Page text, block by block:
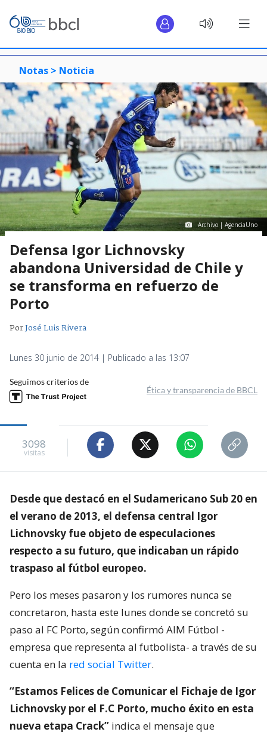
Notas > Noticia
Archivo | AgenciaUno
Defensa Igor Lichnovsky
abandona Universidad de Chile y
se transforma en refuerzo de
Porto
PorJosé Luis Rivera
Lunes 30 junio de 2014 | Publicado a las 13:07
Seguimos criterios de
Ética y transparencia de BBCL
3098
visitas
Desde que destacó en el Sudamericano Sub 20 en
el verano de 2013, el defensa central Igor
Lichnovsky fue objeto de especulaciones
respecto a su futuro, que indicaban un rápido
traspaso al fútbol europeo.
Pero los meses pasaron y los rumores nunca se
concretaron, hasta este lunes donde se concretó su
paso al FC Porto, según confirmó AIM Fútbol -
empresa que representa al futbolista- a través de su
cuenta en la red social Twitter.
“Estamos Felices de Comunicar el Fichaje de Igor
Lichnovsky por el F.C Porto, mucho éxito en esta
nueva etapa Crack” indica el mensaje que